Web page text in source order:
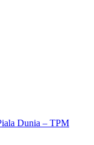
Dunia – TPM